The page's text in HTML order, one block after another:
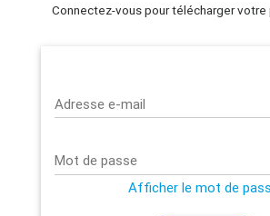
Connectez-vous pour télécharger votre
Adresse e-mail
Mot de passe
Afficher le mot de